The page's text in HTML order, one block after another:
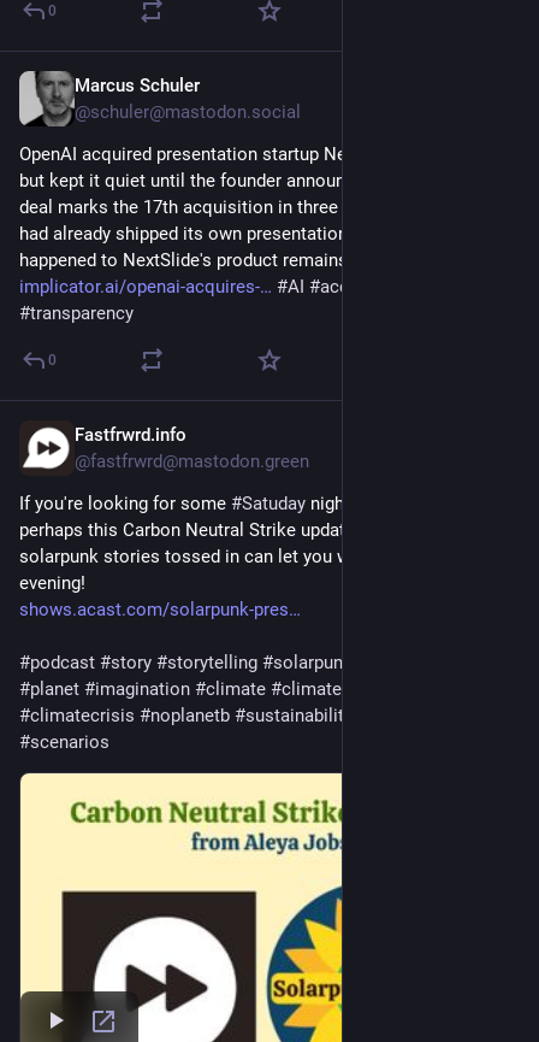
0
Marcus Schuler
@schuler@mastodon.social
OpenAI acquired presentation startup NextSlide earlier in 2026
but kept it quiet until the founder announced it in August. The
deal marks the 17th acquisition in three years—yet OpenAI
had already shipped its own presentation tools. What
happened to NextSlide's product remains unclear.
implicator.ai/openai-acquires-
#AI #acquisitions
#transparency
0
Fastfrwrd.info
@fastfrwrd@mastodon.green
If you're looking for some #Satuday night entertainment,
perhaps this Carbon Neutral Strike update with a couple
solarpunk stories tossed in can let you while away the
evening!
shows.acast.com/solarpunk-pres
#podcast #story #storytelling #solarpunk
#planet #imagination #climate #climatechange
#climatecrisis #noplanetb #sustainability
#scenarios